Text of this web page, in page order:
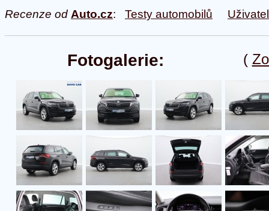
Recenze od Auto.cz: Testy automobilů
(
Fotogalerie: